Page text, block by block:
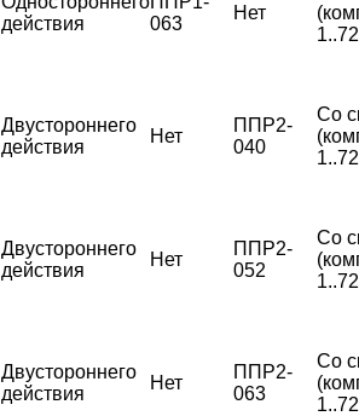
действия
063
Нет
Двустороннего
действия
Нет
ППР2-
040
Со
Двустороннего
действия
Нет
ППР2-
052
Со
Двустороннего
действия
Нет
ППР2-
063
Со